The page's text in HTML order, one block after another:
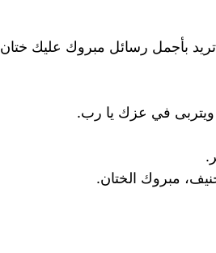
بأجمل رسائل مبروك عليك ختان
ويتربى في عزك يا رب.
مبروك الختان.